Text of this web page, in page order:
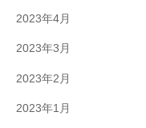
2023年4月
2023年3月
2023年2月
2023年1月